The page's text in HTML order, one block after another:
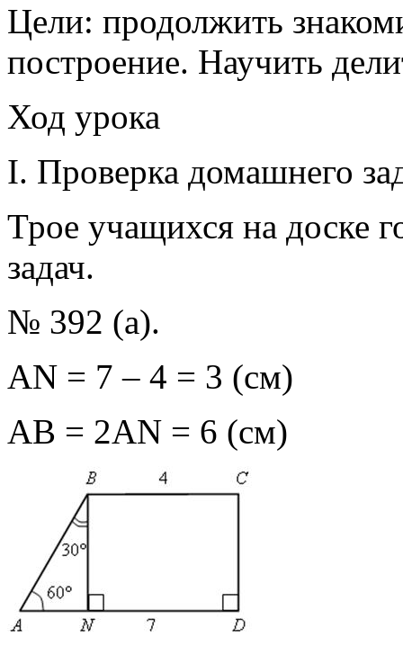
Цели: продолжить
построение. Научить
Ход урока
I. Проверка домашнего
Трое учащихся на доске
задач.
№ 392 (а).
АN = 7 – 4 = 3 (cм)
АВ = 2АN = 6 (cм)